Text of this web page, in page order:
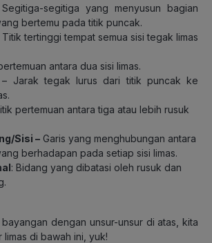
segitiga yang menyusun bagian
bertemu pada titik puncak.
Titik tertinggi tempat semua sisi tegak limas
antara dua sisi limas.
– Jarak tegak lurus dari titik puncak ke
pertemuan antara tiga atau lebih rusuk
Sisi – Garis yang menghubungan antara
berhadapan pada setiap sisi limas.
: Bidang yang dibatasi oleh rusuk dan
dengan unsur-unsur di atas, kita
di bawah ini, yuk!